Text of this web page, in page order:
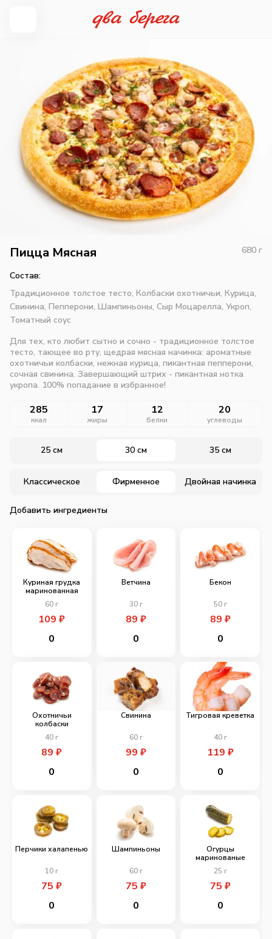
Пицца Мясная 680 г
Состав:
Традиционное толстое тесто, Колбаски охотничьи, Курица,
Свинина, Пепперони, Шампиньоны, Сыр Моцарелла, Укроп,
Томатный соус
Для тех, кто любит сытно и сочно - традиционное толстое
тесто, тающее во рту, щедрая мясная начинка: ароматные
охотничьи колбаски, нежная курица, пикантная пепперони,
сочная свинина. Завершающий штрих - пикантная нотка
укропа. 100% попадание в избранное!
285
ккал
17
жиры
12
белки
20
углеводы
25 см 30 см 35 см
Классическое Фирменное Двойная начинка
Добавить ингредиенты
Куриная грудка
маринованная
60 г
109₽
0
Ветчина
30г
89 ₽
0
Бекон
50г
89 ₽
0
Охотничьи
колбаски
40 г
89₽
0
Свинина
60г
99 ₽
0
Тигровая креветка
40г
119 ₽
0
Перчики халапенью
10 г
75₽
0
Шампиньоны
60г
75 ₽
0
Огурцы
маринованые
25 г
75 ₽
0